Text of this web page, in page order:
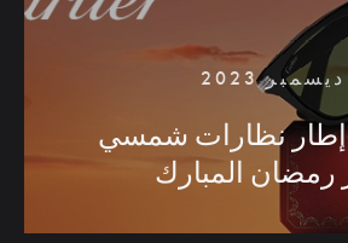
إطارنظارات شمسي
رمضان المبارك